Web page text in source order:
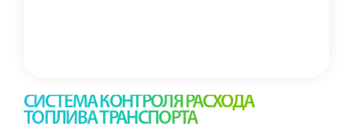
СИСТЕМА КОНТРОЛЯ РАСХОДА
ТОПЛИВА ТРАНСПОРТА